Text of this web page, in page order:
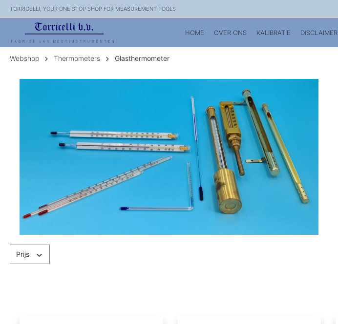
TORRICELLI, YOUR ONE STOP SHOP FOR MEASUREMENT TOOLS
HOME OVER ONS KALIBRATIE DISCLAIMER
Webshop Thermometers Glasthermometer
Prijs